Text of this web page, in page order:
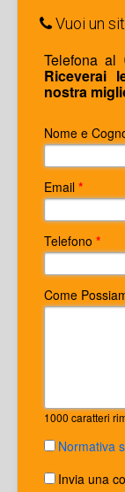
Vuoi un
Telefona al
Riceverai
nostra
Nome e
Email *
Telefono *
Come
1000 caratteri
Normativa
Invia una